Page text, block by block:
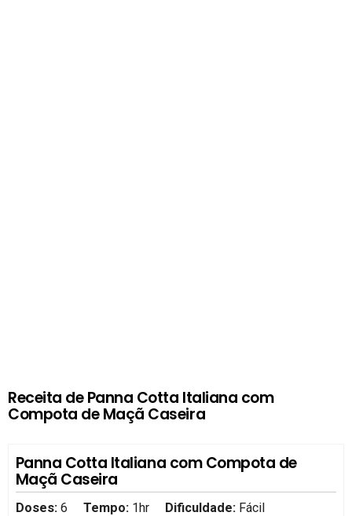
Receita de Panna Cotta Italiana com
Compota de Maçã Caseira
Panna Cotta Italiana com Compota de
Maçã Caseira
Doses: 6 Tempo: 1hr Dificuldade: Fácil